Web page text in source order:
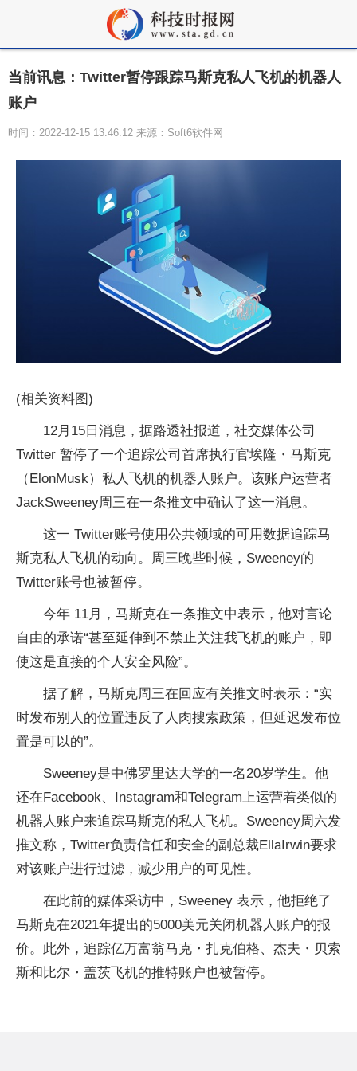
当前讯息：Twitter暂停跟踪马斯克私人飞机的机器人
账户
时间：2022-12-15 13:46:12 来源：Soft6软件网
(相关资料图)
12月15日消息，据路透社报道，社交媒体公司
Twitter 暂停了一个追踪公司首席执行官埃隆・马斯克
（ElonMusk）私人飞机的机器人账户。该账户运营者
JackSweeney周三在一条推文中确认了这一消息。
这一 Twitter账号使用公共领域的可用数据追踪马
斯克私人飞机的动向。周三晚些时候，Sweeney的
Twitter账号也被暂停。
今年 11月，马斯克在一条推文中表示，他对言论
自由的承诺“甚至延伸到不禁止关注我飞机的账户，即
使这是直接的个人安全风险”。
据了解，马斯克周三在回应有关推文时表示：“实
时发布别人的位置违反了人肉搜索政策，但延迟发布位
置是可以的”。
Sweeney是中佛罗里达大学的一名20岁学生。他
还在Facebook、Instagram和Telegram上运营着类似的
机器人账户来追踪马斯克的私人飞机。Sweeney周六发
推文称，Twitter负责信任和安全的副总裁EllaIrwin要求
对该账户进行过滤，减少用户的可见性。
在此前的媒体采访中，Sweeney 表示，他拒绝了
马斯克在2021年提出的5000美元关闭机器人账户的报
价。此外，追踪亿万富翁马克・扎克伯格、杰夫・贝索
斯和比尔・盖茨飞机的推特账户也被暂停。